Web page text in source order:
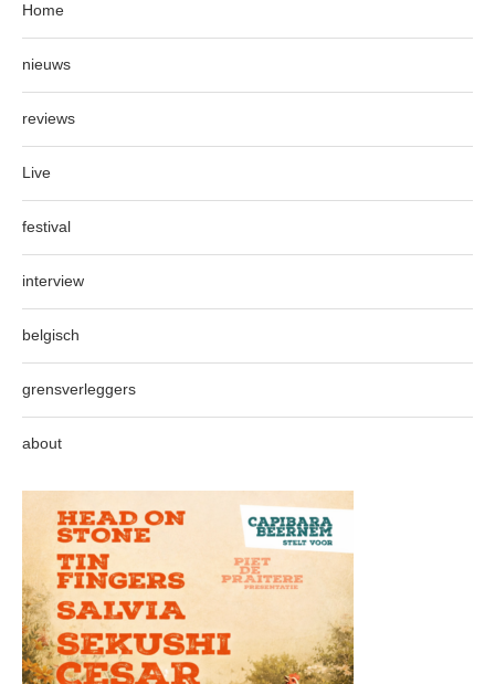
Home
nieuws
reviews
Live
festival
interview
belgisch
grensverleggers
about